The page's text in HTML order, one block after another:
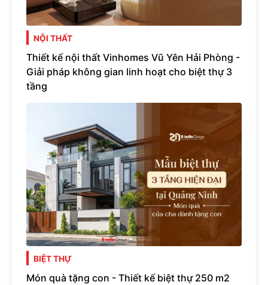
NỘI THẤT
Thiết kế nội thất Vinhomes Vũ Yên Hải Phòng -
Giải pháp không gian linh hoạt cho biệt thự 3
tầng
BIỆT THỰ
Món quà tặng con - Thiết kế biệt thự 250 m2